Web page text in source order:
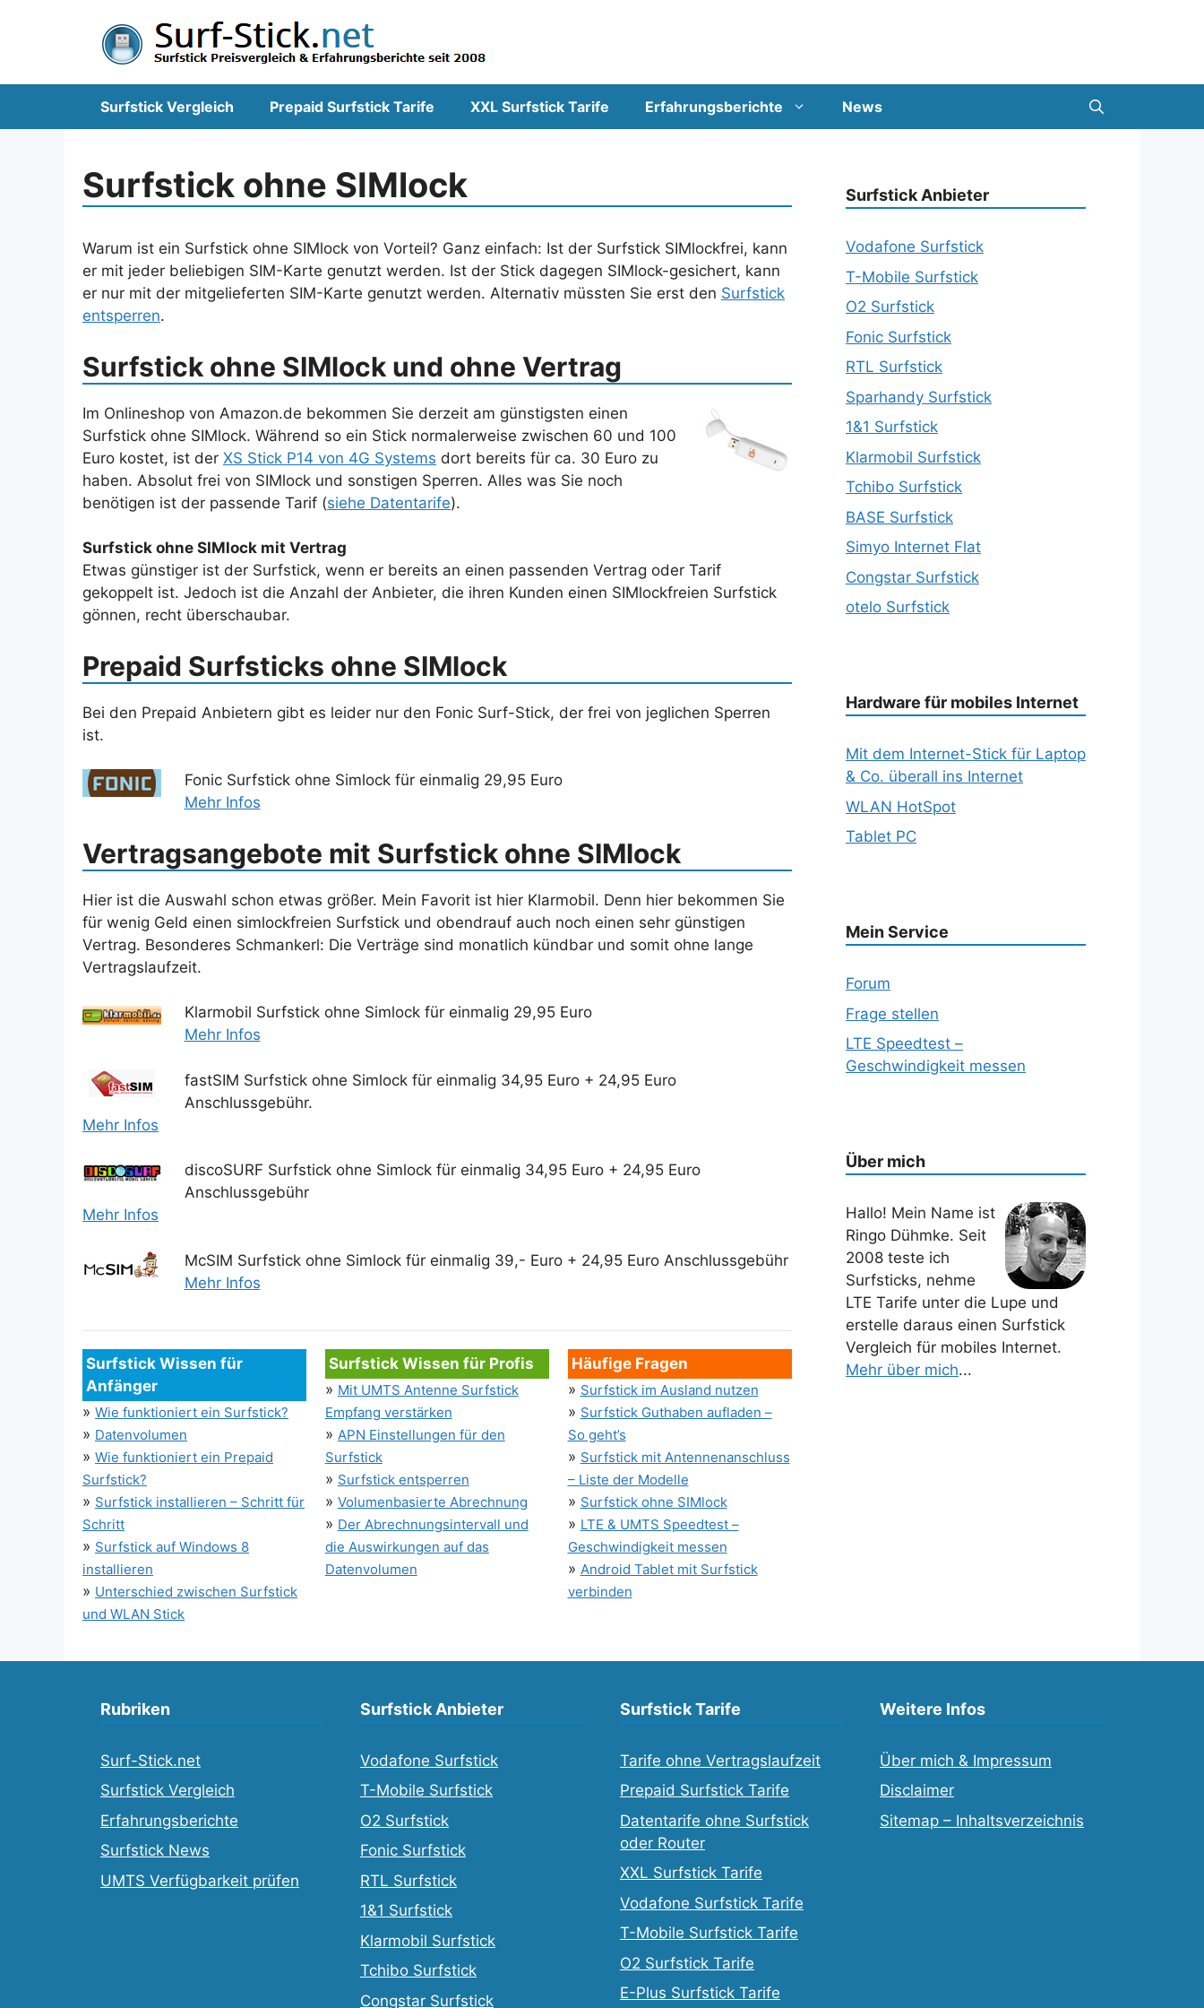
Surfstick Vergleich Prepaid Surfstick Tarife XXL Surfstick Tarife Erfahrungsberichte News
Surfstick ohne SIMlock
Warum ist ein Surfstick ohne SIMlock von Vorteil? Ganz einfach: Ist der Surfstick SIMlockfrei, kann
er mit jeder beliebigen SIM-Karte genutzt werden. Ist der Stick dagegen SIMlock-gesichert, kann
er nur mit der mitgelieferten SIM-Karte genutzt werden. Alternativ müssten Sie erst den Surfstick
entsperren.
Surfstick ohne SIMlock und ohne Vertrag
Im Onlineshop von Amazon.de bekommen Sie derzeit am günstigsten einen
Surfstick ohne SIMlock. Während so ein Stick normalerweise zwischen 60 und 100
Euro kostet, ist der XS Stick P14 von 4G Systems dort bereits für ca. 30 Euro zu
haben. Absolut frei von SIMlock und sonstigen Sperren. Alles was Sie noch
benötigen ist der passende Tarif (siehe Datentarife).
Surfstick ohne SIMlock mit Vertrag
Etwas günstiger ist der Surfstick, wenn er bereits an einen passenden Vertrag oder Tarif
gekoppelt ist. Jedoch ist die Anzahl der Anbieter, die ihren Kunden einen SIMlockfreien Surfstick
gönnen, recht überschaubar.
Prepaid Surfsticks ohne SIMlock
Bei den Prepaid Anbietern gibt es leider nur den Fonic Surf-Stick, der frei von jeglichen Sperren
ist.
Fonic Surfstick ohne Simlock für einmalig 29,95 Euro
Mehr Infos
Vertragsangebote mit Surfstick ohne SIMlock
Hier ist die Auswahl schon etwas größer. Mein Favorit ist hier Klarmobil. Denn hier bekommen Sie
für wenig Geld einen simlockfreien Surfstick und obendrauf auch noch einen sehr günstigen
Vertrag. Besonderes Schmankerl: Die Verträge sind monatlich kündbar und somit ohne lange
Vertragslaufzeit.
Klarmobil Surfstick ohne Simlock für einmalig 29,95 Euro
Mehr Infos
fastSIM Surfstick ohne Simlock für einmalig 34,95 Euro + 24,95 Euro
Anschlussgebühr.
Mehr Infos
discoSURF Surfstick ohne Simlock für einmalig 34,95 Euro + 24,95 Euro
Anschlussgebühr
Mehr Infos
McSIM Surfstick ohne Simlock für einmalig 39,- Euro + 24,95 Euro Anschlussgebühr
Mehr Infos
Surfstick Wissen für
Anfänger
» Wie funktioniert ein Surfstick?
» Datenvolumen
» Wie funktioniert ein Prepaid
Surfstick?
» Surfstick installieren – Schritt für
Schritt
» Surfstick auf Windows 8
installieren
» Unterschied zwischen Surfstick
und WLAN Stick
Surfstick Wissen für Profis
» Mit UMTS Antenne Surfstick
Empfang verstärken
» APN Einstellungen für den
Surfstick
» Surfstick entsperren
» Volumenbasierte Abrechnung
» Der Abrechnungsintervall und
die Auswirkungen auf das
Datenvolumen
Häufige Fragen
» Surfstick im Ausland nutzen
» Surfstick Guthaben aufladen –
So geht’s
» Surfstick mit Antennenanschluss
– Liste der Modelle
» Surfstick ohne SIMlock
» LTE & UMTS Speedtest –
Geschwindigkeit messen
» Android Tablet mit Surfstick
verbinden
Surfstick Anbieter
Vodafone Surfstick
T-Mobile Surfstick
O2 Surfstick
Fonic Surfstick
RTL Surfstick
Sparhandy Surfstick
1&1 Surfstick
Klarmobil Surfstick
Tchibo Surfstick
BASE Surfstick
Simyo Internet Flat
Congstar Surfstick
otelo Surfstick
Hardware für mobiles Internet
Mit dem Internet-Stick für Laptop
& Co. überall ins Internet
WLAN HotSpot
Tablet PC
Mein Service
Forum
Frage stellen
LTE Speedtest –
Geschwindigkeit messen
Über mich
Hallo! Mein Name ist
Ringo Dühmke. Seit
2008 teste ich
Surfsticks, nehme
LTE Tarife unter die Lupe und
erstelle daraus einen Surfstick
Vergleich für mobiles Internet.
Mehr über mich...
Rubriken
Surf-Stick.net
Surfstick Vergleich
Erfahrungsberichte
Surfstick News
UMTS Verfügbarkeit prüfen
Surfstick Anbieter
Vodafone Surfstick
T-Mobile Surfstick
O2 Surfstick
Fonic Surfstick
RTL Surfstick
1&1 Surfstick
Klarmobil Surfstick
Tchibo Surfstick
Congstar Surfstick
Surfstick Tarife
Tarife ohne Vertragslaufzeit
Prepaid Surfstick Tarife
Datentarife ohne Surfstick
oder Router
XXL Surfstick Tarife
Vodafone Surfstick Tarife
T-Mobile Surfstick Tarife
O2 Surfstick Tarife
E-Plus Surfstick Tarife
Weitere Infos
Über mich & Impressum
Disclaimer
Sitemap – Inhaltsverzeichnis